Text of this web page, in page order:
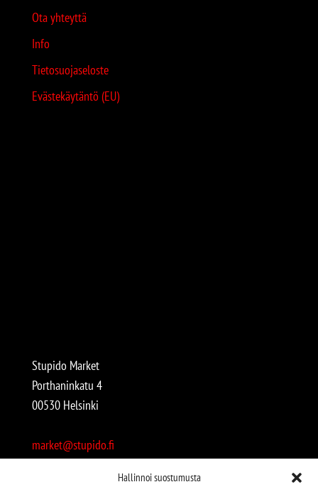
Hallinnoi suostumusta
Ota yhteyttä
Info
Tietosuojaseloste
Evästekäytäntö (EU)
Stupido Market
Porthaninkatu 4
00530 Helsinki
market@stupido.fi